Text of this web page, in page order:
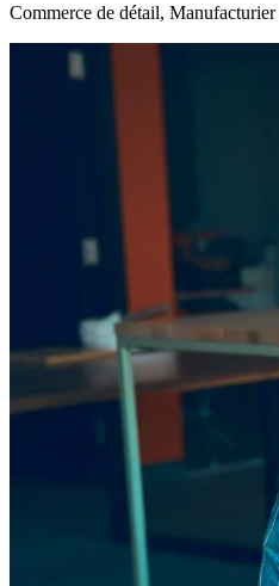
Commerce de détail, Manufacturier